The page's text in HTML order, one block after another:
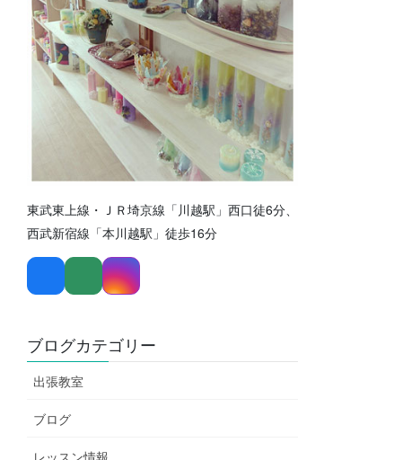
東武東上線・ＪＲ埼京線「川越駅」西口徒6分、
西武新宿線「本川越駅」徒歩16分
ブログカテゴリー
出張教室
ブログ
レッスン情報